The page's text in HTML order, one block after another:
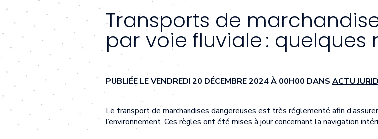
Transports de
par voie fluviale : quelques
PUBLIÉE LE VENDREDI 20 DÉCEMBRE 2024 À 00H00 DANS ACTU
Le transport de marchandises dangereuses est très réglementé afin
l’environnement. Ces règles ont été mises à jour concernant la navigation